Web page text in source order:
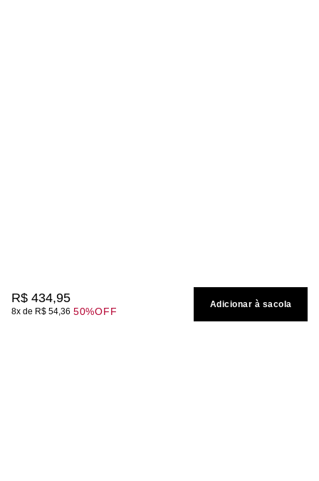
R$ 434,95
8 R$ 54,36 50%OFF
Adicionar à sacola